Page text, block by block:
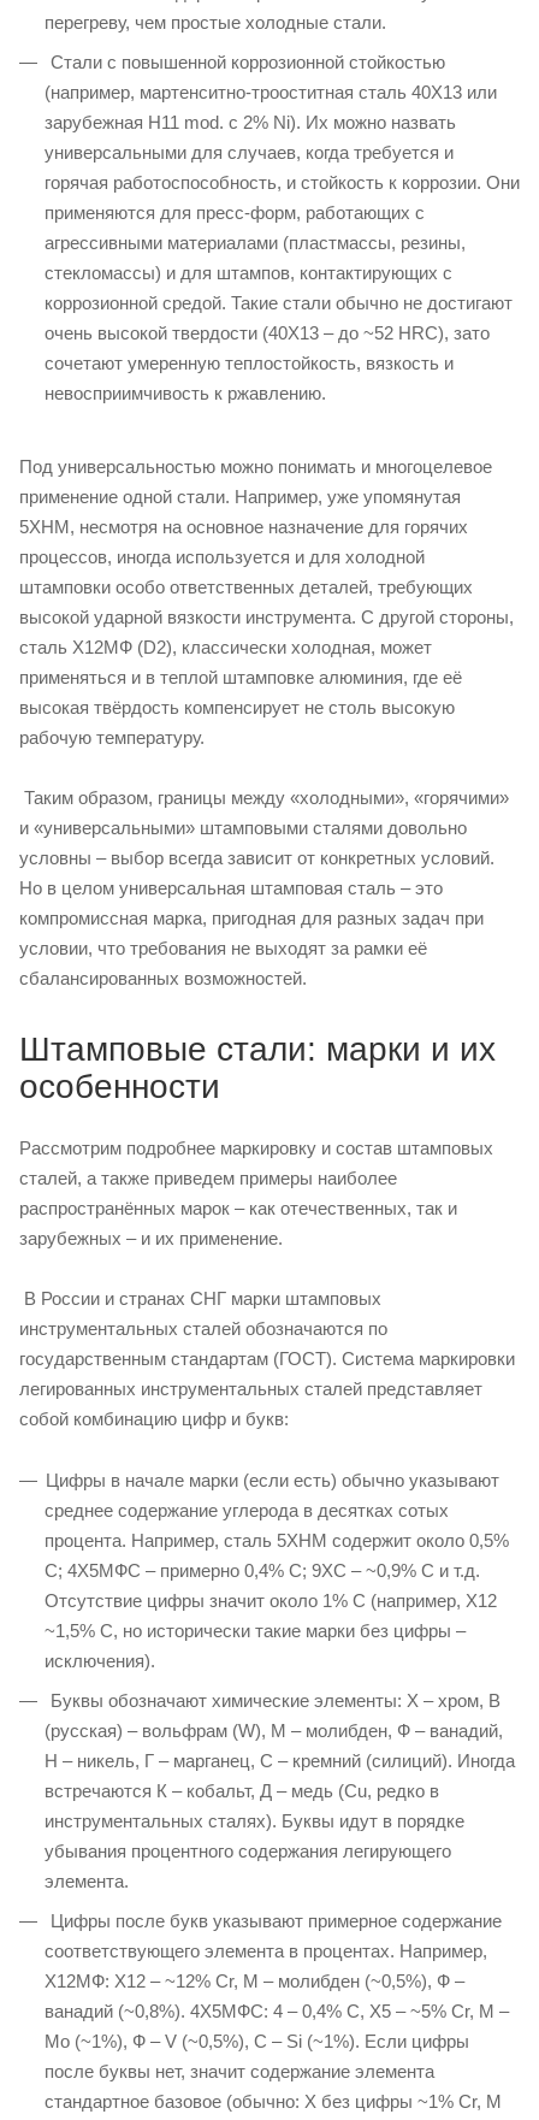
перегреву, чем простые холодные стали.
Стали с повышенной коррозионной стойкостью
(например, мартенситно-трооститная сталь 40Х13 или
зарубежная H11 mod. с 2% Ni). Их можно назвать
универсальными для случаев, когда требуется и
горячая работоспособность, и стойкость к коррозии. Они
применяются для пресс-форм, работающих с
агрессивными материалами (пластмассы, резины,
стекломассы) и для штампов, контактирующих с
коррозионной средой. Такие стали обычно не достигают
очень высокой твердости (40Х13 – до ~52 HRC), зато
сочетают умеренную теплостойкость, вязкость и
невосприимчивость к ржавлению.
Под универсальностью можно понимать и многоцелевое
применение одной стали. Например, уже упомянутая
5ХНМ, несмотря на основное назначение для горячих
процессов, иногда используется и для холодной
штамповки особо ответственных деталей, требующих
высокой ударной вязкости инструмента. С другой стороны,
сталь Х12МФ (D2), классически холодная, может
применяться и в теплой штамповке алюминия, где её
высокая твёрдость компенсирует не столь высокую
рабочую температуру.
Таким образом, границы между «холодными», «горячими»
и «универсальными» штамповыми сталями довольно
условны – выбор всегда зависит от конкретных условий.
Но в целом универсальная штамповая сталь – это
компромиссная марка, пригодная для разных задач при
условии, что требования не выходят за рамки её
сбалансированных возможностей.
Штамповые стали: марки и их
особенности
Рассмотрим подробнее маркировку и состав штамповых
сталей, а также приведем примеры наиболее
распространённых марок – как отечественных, так и
зарубежных – и их применение.
В России и странах СНГ марки штамповых
инструментальных сталей обозначаются по
государственным стандартам (ГОСТ). Система маркировки
легированных инструментальных сталей представляет
собой комбинацию цифр и букв:
Цифры в начале марки (если есть) обычно указывают
среднее содержание углерода в десятках сотых
процента. Например, сталь 5ХНМ содержит около 0,5%
C; 4Х5МФС – примерно 0,4% C; 9ХС – ~0,9% C и т.д.
Отсутствие цифры значит около 1% C (например, Х12
~1,5% C, но исторически такие марки без цифры –
исключения).
Буквы обозначают химические элементы: Х – хром, В
(русская) – вольфрам (W), М – молибден, Ф – ванадий,
Н – никель, Г – марганец, С – кремний (силиций). Иногда
встречаются К – кобальт, Д – медь (Cu, редко в
инструментальных сталях). Буквы идут в порядке
убывания процентного содержания легирующего
элемента.
Цифры после букв указывают примерное содержание
соответствующего элемента в процентах. Например,
Х12МФ: Х12 – ~12% Cr, М – молибден (~0,5%), Ф –
ванадий (~0,8%). 4Х5МФС: 4 – 0,4% C, Х5 – ~5% Cr, М –
Mo (~1%), Ф – V (~0,5%), С – Si (~1%). Если цифры
после буквы нет, значит содержание элемента
стандартное базовое (обычно: Х без цифры ~1% Cr, М